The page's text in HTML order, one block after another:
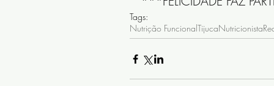
Tags:
Nutrição FuncionalTijucaNutricionista